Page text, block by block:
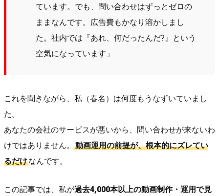
ています。でも、問い合わせはずっとゼロの
ままなんです。広告費もかなり溶かしまし
た。社内では『あれ、何だったんだ?』という
空気になっています」
これを聞きながら、私（春名）は何度もうなずいていまし
た。
あなたの会社のサービスが悪いから、問い合わせが来ないわ
けではありません。
動画運用の前提が、根本的にズレてい
るだけなんです。
この記事では、私が過去4,000本以上の動画制作・運用で見